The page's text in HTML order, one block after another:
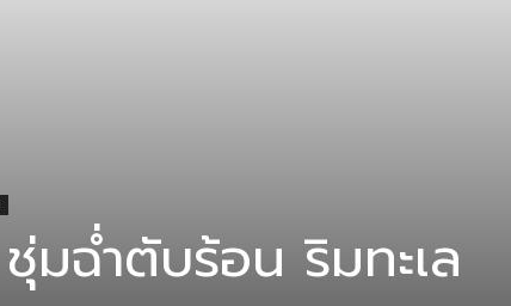
มฉ่ำตับร้อน ริมทะเล